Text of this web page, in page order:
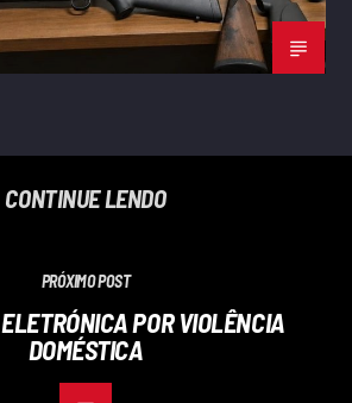
CONTINUE LENDO
PRÓXIMO POST
POR VIOLÊNCIA
DOMÉSTICA